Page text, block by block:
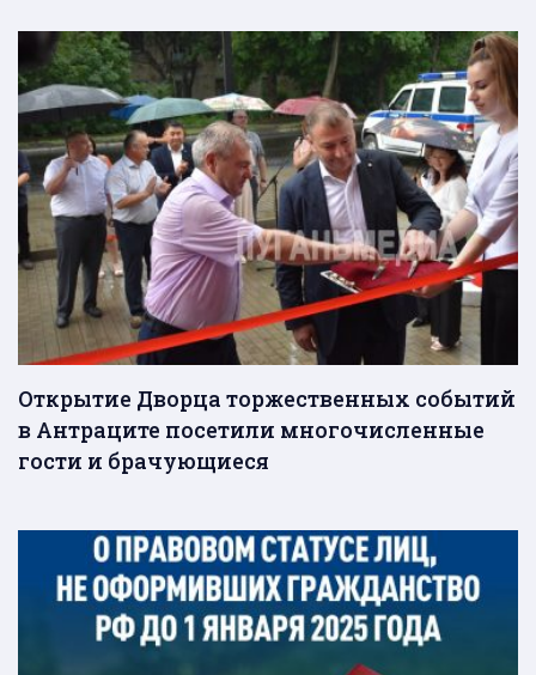
Открытие Дворца торжественных событий
в Антраците посетили многочисленные
гости и брачующиеся